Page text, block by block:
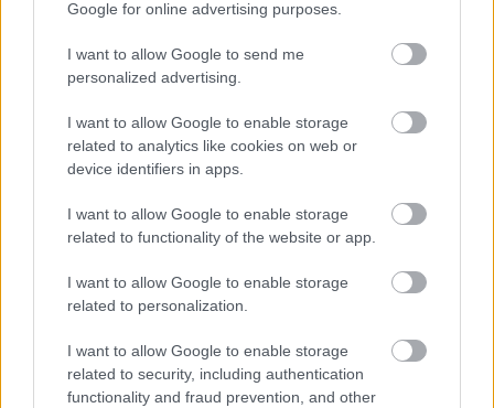
Google for online advertising purposes.
I want to allow Google to send me
personalized advertising.
I want to allow Google to enable storage
related to analytics like cookies on web or
device identifiers in apps.
I want to allow Google to enable storage
related to functionality of the website or app.
I want to allow Google to enable storage
related to personalization.
I want to allow Google to enable storage
related to security, including authentication
functionality and fraud prevention, and other
Sevilla
IGLESIAS
KIKE SALAS
SANGANTE
GURIDI